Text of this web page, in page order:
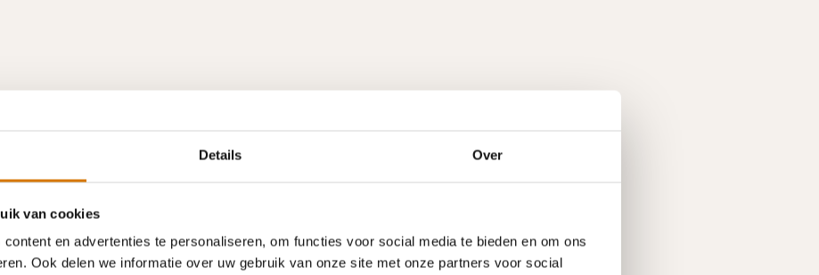
Details Over
van cookies
en advertenties te personaliseren, om functies voor social media te bieden en om ons
Ook delen we informatie over uw gebruik van onze site met onze partners voor social